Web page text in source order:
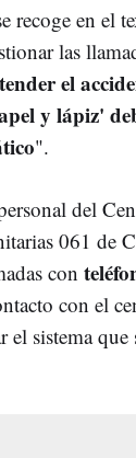
recoge en el
las
el
y lápiz'
".
del
061 de
con
con el
el sistema que